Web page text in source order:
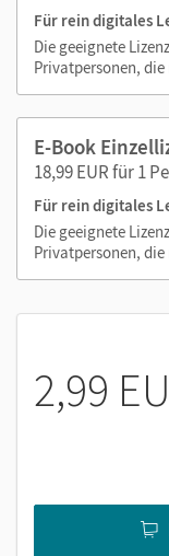
Alle Medien, die
Codes aufgerufen
enthalten:
Videos
Animationen
Grafiken
Für rein digitales
Die geeignete
Privatpersonen,
E-Book
18,99 EUR für 1
Für rein digitales
Die geeignete
Privatpersonen,
2,99